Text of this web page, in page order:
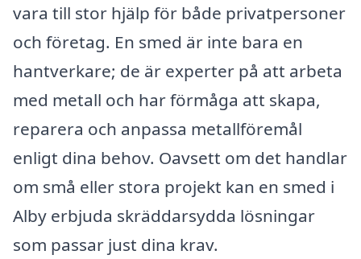
vara till stor hjälp för både privatpersoner
och företag. En smed är inte bara en
hantverkare; de är experter på att arbeta
med metall och har förmåga att skapa,
reparera och anpassa metallföremål
enligt dina behov. Oavsett om det handlar
om små eller stora projekt kan en smed i
Alby erbjuda skräddarsydda lösningar
som passar just dina krav.